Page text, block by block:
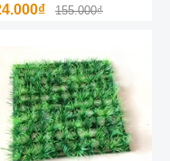
155.000₫